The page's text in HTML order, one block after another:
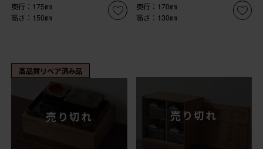
奥行：175㎜
高さ：150㎜
奥行：170㎜
高さ：130㎜
高品質リペア済み品
売り切れ 売り切れ